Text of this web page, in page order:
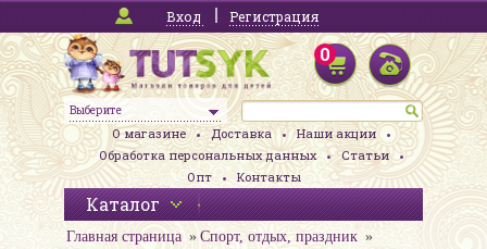
Вход Регистрация
Выберите
0
О магазине Доставка
Наши акции
Обработка персональных данных
Статьи
Опт
Контакты
Каталог
Главная страница
Спорт, отдых, праздник